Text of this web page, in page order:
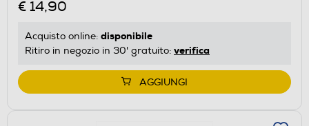
€ 14,90
Acquisto online: disponibile
Ritiro in negozio in 30' gratuito: verifica
AGGIUNGI